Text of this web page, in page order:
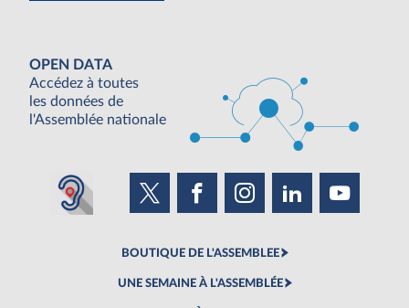
OPEN DATA
Accédez à toutes
les données de
l'Assemblée nationale
BOUTIQUE DE L'ASSEMBLEE
UNE SEMAINE À L'ASSEMBLÉE